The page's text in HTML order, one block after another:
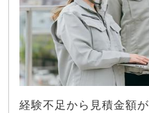
経験不足から見積金額